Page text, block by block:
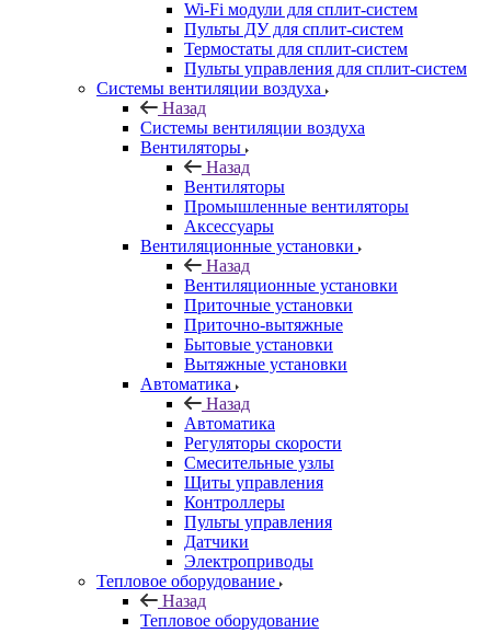
Wi-Fi модули для сплит-систем
Пульты ДУ для сплит-систем
Термостаты для сплит-систем
Пульты управления для сплит-систем
Системы вентиляции воздуха
Назад
Системы вентиляции воздуха
Вентиляторы
Назад
Вентиляторы
Промышленные вентиляторы
Аксессуары
Вентиляционные установки
Назад
Вентиляционные установки
Приточные установки
Приточно-вытяжные
Бытовые установки
Вытяжные установки
Автоматика
Назад
Автоматика
Регуляторы скорости
Смесительные узлы
Щиты управления
Контроллеры
Пульты управления
Датчики
Электроприводы
Тепловое оборудование
Назад
Тепловое оборудование